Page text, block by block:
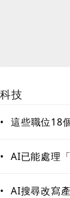
科技
• 這些職位18
缺哪種人才？
• AI已能處理
最值錢的是
• AI搜尋改寫